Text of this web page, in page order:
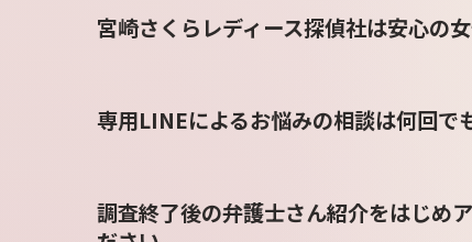
宮崎さくらレディース探偵社は安心の女
専用LINEによるお悩みの相談は何回で
調査終了後の弁護士さん紹介をはじめ